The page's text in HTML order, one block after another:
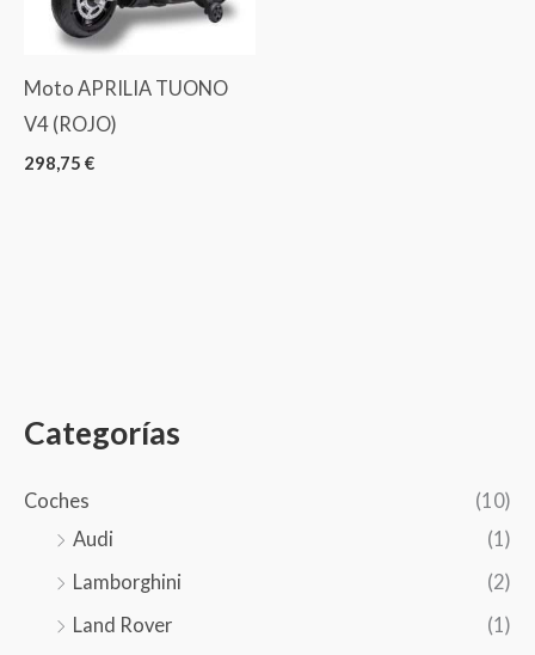
Categorías
Coches
(10)
Audi
(1)
Lamborghini
(2)
Land Rover
(1)
B
s
Moto APRILIA TUONO
V4 (ROJO)
298,75 €